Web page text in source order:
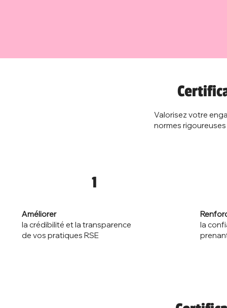
Valorisez votre
normes rigoureuses
Améliorer
la crédibilité et la transparence
de vos pratiques RSE
1
la